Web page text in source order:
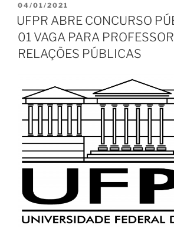
PUBLICADO
EM
04/01/2021
UFPR ABRE CONCURSO
01 VAGA PARA
RELAÇÕES PÚBLICAS